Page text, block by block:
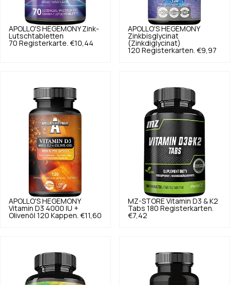
APOLLO'S HEGEMONY Zink-
Lutschtabletten
70 Registerkarte. €10,44
APOLLO'S HEGEMONY
Zinkbisglycinat
(Zinkdiglycinat)
120 Registerkarten. €9,97
APOLLO'S HEGEMONY
Vitamin D3 4000 IU +
Olivenöl 120 Kappen. €11,60
MZ-STORE Vitamin D3 & K2
Tabs 180 Registerkarten.
€7,42